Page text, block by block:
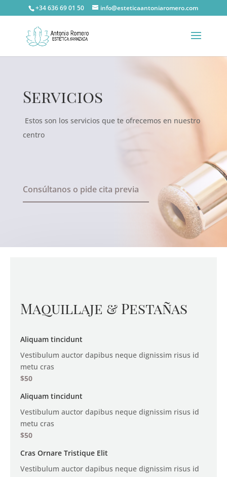
+34 636 69 01 50 info@esteticaantoniaromero.com
Servicios
Estos son los servicios que te ofrecemos en nuestro
centro
Consúltanos o pide cita previa
Maquillaje & Pestañas
Aliquam tincidunt
Vestibulum auctor dapibus neque dignissim risus id
metu cras
$50
Aliquam tincidunt
Vestibulum auctor dapibus neque dignissim risus id
metu cras
$50
Cras Ornare Tristique Elit
Vestibulum auctor dapibus neque dignissim risus id